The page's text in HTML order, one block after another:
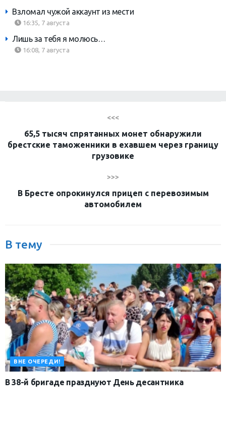
Взломал чужой аккаунт из мести
16:35, 7 августа
Лишь за тебя я молюсь…
16:08, 7 августа
<<<
65,5 тысяч спрятанных монет обнаружили
брестские таможенники в ехавшем через границу
грузовике
>>>
В Бресте опрокинулся прицеп с перевозимым
автомобилем
В тему
ВНЕ ОЧЕРЕДИ!
В 38-й бригаде празднуют День десантника